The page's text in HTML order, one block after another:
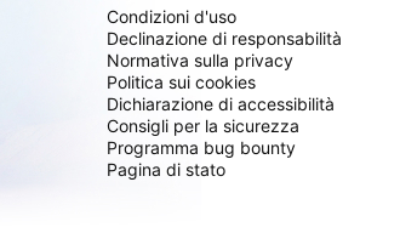
Condizioni d'uso
Declinazione di responsabilità
Normativa sulla privacy
Politica sui cookies
Dichiarazione di accessibilità
Consigli per la sicurezza
Programma bug bounty
Pagina di stato